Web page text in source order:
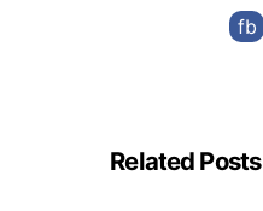
fb
Related Posts